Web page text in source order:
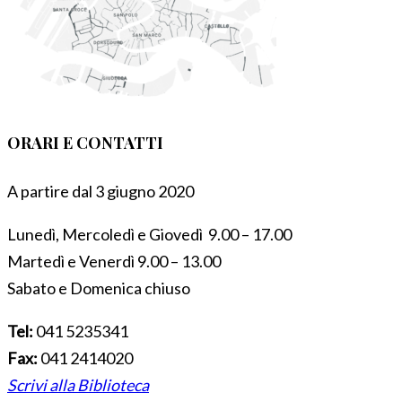
ORARI E CONTATTI
A partire dal 3 giugno 2020
Lunedì, Mercoledì e Giovedì 9.00 – 17.00
Martedì e Venerdì 9.00 – 13.00
Sabato e Domenica chiuso
Tel: 041 5235341
Fax: 041 2414020
Scrivi alla Biblioteca